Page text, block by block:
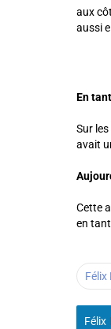
aux
aussi
En
Sur
avait
Cette
en
Félix